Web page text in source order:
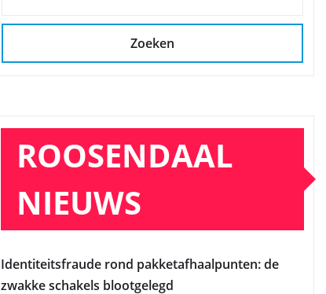
Zoeken
ROOSENDAAL
NIEUWS
Identiteitsfraude rond pakketafhaalpunten: de
zwakke schakels blootgelegd